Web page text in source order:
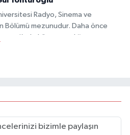
Radyo, Sinema ve
Bölümü mezunudur. Daha önce
köşe yazarlığı yapmış ve